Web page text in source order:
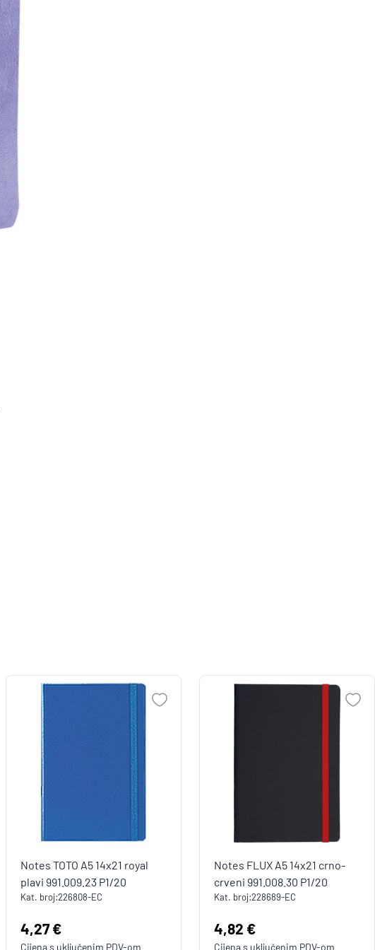
Notes TOTO A5 14x21 royal
plavi 991.009.23 P1/20
Kat. broj:226808-EC
Cijena:
4,27 €
Cijena s uključenim PDV-om
Notes FLUX A5 14x21 crno-
crveni 991.008.30 P1/20
Kat. broj:228689-EC
Cijena:
4,82 €
Cijena s uključenim PDV-om